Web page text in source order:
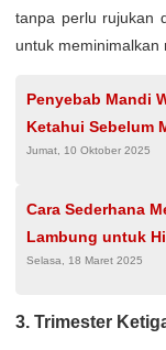
tanpa perlu rujukan
untuk meminimalkan
Penyebab Mandi
Ketahui Sebelum
Jumat, 10 Oktober 2025
Cara Sederhana
Lambung untuk
Selasa, 18 Maret 2025
3. Trimester